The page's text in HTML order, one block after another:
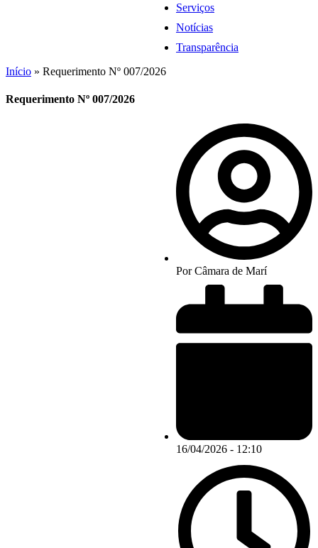
Serviços
Notícias
Transparência
Início » Requerimento Nº 007/2026
Requerimento Nº 007/2026
PorCâmara de Marí
16/04/2026 - 12:10